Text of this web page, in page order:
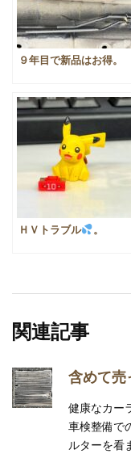
９年目で新品はお得。
ＨＶトラブル 。
関連記事
含めて売
健康なカー
車検整備で
ルターを看